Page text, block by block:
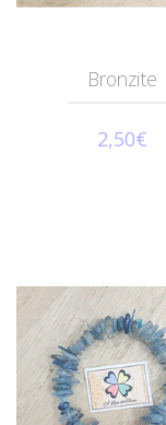
Bronzite
2,50€